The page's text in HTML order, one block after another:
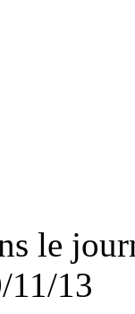
le
11/13